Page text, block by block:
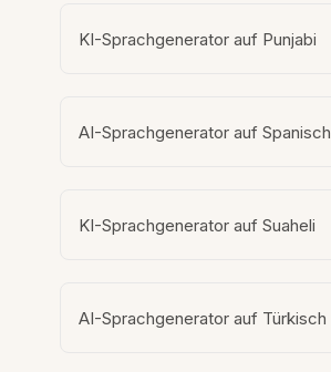
KI-Sprachgenerator auf Punjabi
AI-Sprachgenerator auf Spanisch
KI-Sprachgenerator auf Suaheli
AI-Sprachgenerator auf Türkisch